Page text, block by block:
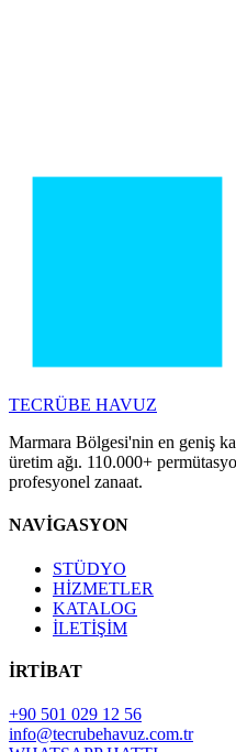
TECRÜBE HAVUZ
Marmara Bölgesi'nin en geniş
üretim ağı. 110.000+
profesyonel zanaat.
NAVİGASYON
STÜDYO
HİZMETLER
KATALOG
İLETİŞİM
İRTİBAT
+90 501 029 12 56
info@tecrubehavuz.com.tr